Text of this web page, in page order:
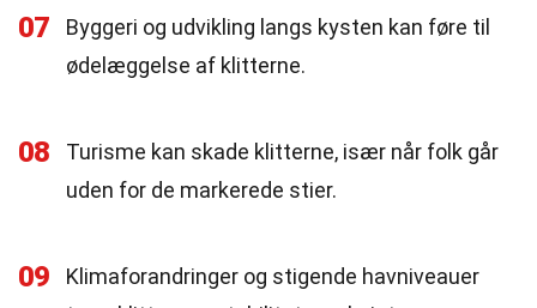
07
Byggeri og udvikling langs kysten kan føre til
ødelæggelse af klitterne.
08
Turisme kan skade klitterne, især når folk går
uden for de markerede stier.
09
Klimaforandringer og stigende havniveauer